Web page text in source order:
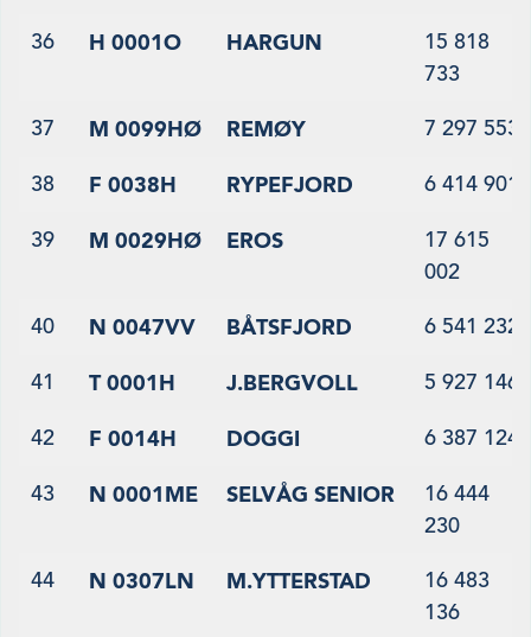
36 H 0001O HARGUN
15 818
733
37 M 0099HØ REMØY 7 297 553
38 F 0038H RYPEFJORD 6 414 901
39 M 0029HØ EROS
17 615
002
40 N 0047VV BÅTSFJORD 6 541 232
41 T 0001H J.BERGVOLL 5 927 146
42 F 0014H DOGGI 6 387 124
43 N 0001ME SELVÅG SENIOR
16 444
230
44 N 0307LN M.YTTERSTAD
16 483
136